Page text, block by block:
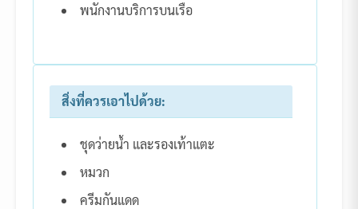
พนักงานบริการบนเรือ
สิ่งที่ควรเอาไปด้วย:
ชุดว่ายน้ำ และรองเท้าแตะ
หมวก
ครีมกันแดด